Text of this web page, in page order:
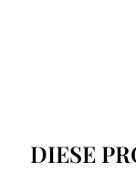
DIESE